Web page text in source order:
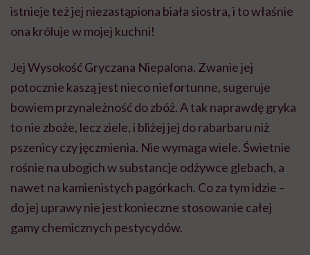
istnieje też jej niezastąpiona biała siostra, i to właśnie
ona króluje w mojej kuchni!
Jej Wysokość Gryczana Niepalona. Zwanie jej
potocznie kaszą jest nieco niefortunne, sugeruje
bowiem przynależność do zbóż. A tak naprawdę gryka
to nie zboże, lecz ziele, i bliżej jej do rabarbaru niż
pszenicy czy jęczmienia. Nie wymaga wiele. Świetnie
rośnie na ubogich w substancje odżywce glebach, a
nawet na kamienistych pagórkach. Co za tym idzie –
do jej uprawy nie jest konieczne stosowanie całej
gamy chemicznych pestycydów.